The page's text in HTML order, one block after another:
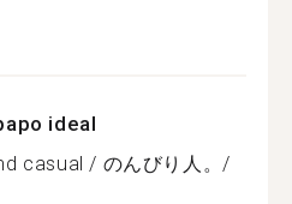
ideal
casual / のんびり人。/